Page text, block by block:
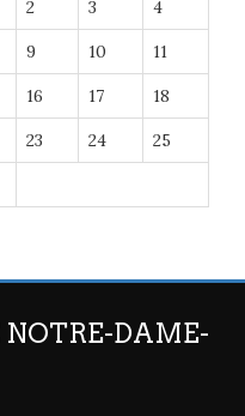
2 3 4
9 10 11
16 17 18
23 24 25
DAME-